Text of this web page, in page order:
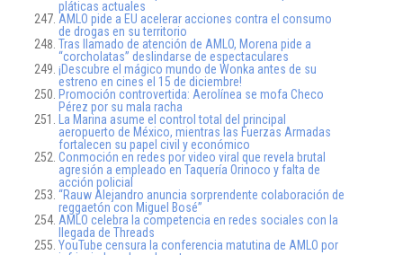
pláticas actuales
AMLO pide a EU acelerar acciones contra el consumo
de drogas en su territorio
Tras llamado de atención de AMLO, Morena pide a
“corcholatas” deslindarse de espectaculares
¡Descubre el mágico mundo de Wonka antes de su
estreno en cines el 15 de diciembre!
Promoción controvertida: Aerolínea se mofa Checo
Pérez por su mala racha
La Marina asume el control total del principal
aeropuerto de México, mientras las Fuerzas Armadas
fortalecen su papel civil y económico
Conmoción en redes por video viral que revela brutal
agresión a empleado en Taquería Orinoco y falta de
acción policial
“Rauw Alejandro anuncia sorprendente colaboración de
reggaetón con Miguel Bosé”
AMLO celebra la competencia en redes sociales con la
llegada de Threads
YouTube censura la conferencia matutina de AMLO por